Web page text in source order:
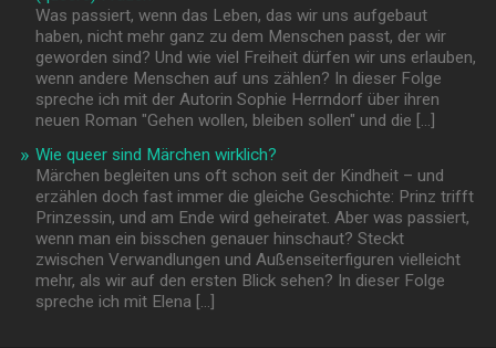
Was passiert, wenn das Leben, das wir uns aufgebaut
haben, nicht mehr ganz zu dem Menschen passt, der wir
geworden sind? Und wie viel Freiheit dürfen wir uns erlauben,
wenn andere Menschen auf uns zählen? In dieser Folge
spreche ich mit der Autorin Sophie Herrndorf über ihren
neuen Roman "Gehen wollen, bleiben sollen" und die […]
Wie queer sind Märchen wirklich?
Märchen begleiten uns oft schon seit der Kindheit – und
erzählen doch fast immer die gleiche Geschichte: Prinz trifft
Prinzessin, und am Ende wird geheiratet. Aber was passiert,
wenn man ein bisschen genauer hinschaut? Steckt
zwischen Verwandlungen und Außenseiterfiguren vielleicht
mehr, als wir auf den ersten Blick sehen? In dieser Folge
spreche ich mit Elena […]